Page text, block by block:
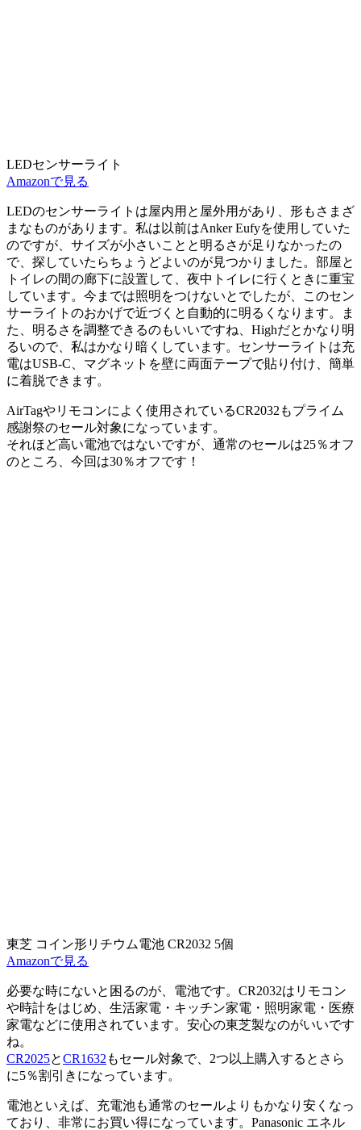
LEDセンサーライト
Amazonで見る
LEDのセンサーライトは屋内用と屋外用があり、形もさまざ
まなものがあります。私は以前はAnker Eufyを使用していた
のですが、サイズが小さいことと明るさが足りなかったの
で、探していたらちょうどよいのが見つかりました。 部屋と
トイレの間の廊下に設置して、夜中トイレに行くときに重宝
しています。 今までは照明をつけないとでしたが、このセン
サーライトのおかげで近づくと自動的に明るくなります。ま
た、明るさを調整できるのもいいですね、Highだとかなり明
るいので、私はかなり暗くしています。センサーライトは充
電はUSB-C、マグネットを壁に両面テープで貼り付け、簡単
に着脱できます。
AirTagやリモコンによく使用されているCR2032もプライム
感謝祭のセール対象になっています。
それほど高い電池ではないですが、通常のセールは25％オフ
のところ、今回は30％オフです！
東芝 コイン形リチウム電池 CR2032 5個
Amazonで見る
必要な時にないと困るのが、電池です。CR2032はリモコン
や時計をはじめ、生活家電・キッチン家電・照明家電・医療
家電などに使用されています。安心の東芝製なのがいいです
ね。
CR2025とCR1632 もセール対象で、2つ以上購入するとさら
に5％割引きになっています。
電池といえば、充電池も通常のセールよりもかなり安くなっ
ており、非常にお買い得になっています。Panasonic エネル